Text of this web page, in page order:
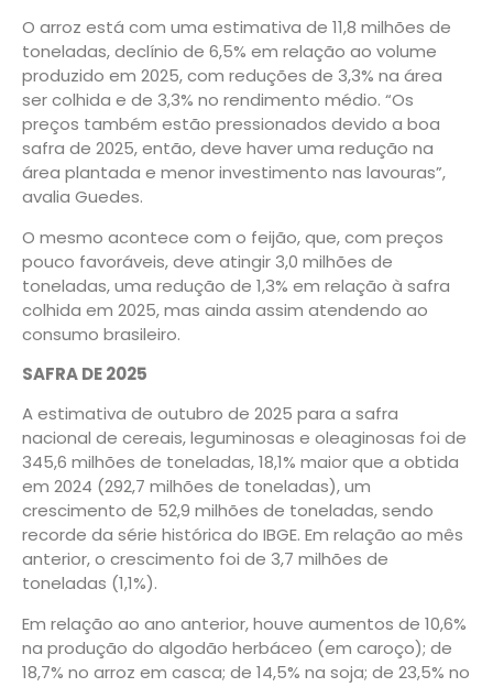
O arroz está com uma estimativa de 11,8 milhões de
toneladas, declínio de 6,5% em relação ao volume
produzido em 2025, com reduções de 3,3% na área
ser colhida e de 3,3% no rendimento médio. “Os
preços também estão pressionados devido a boa
safra de 2025, então, deve haver uma redução na
área plantada e menor investimento nas lavouras”,
avalia Guedes.
O mesmo acontece com o feijão, que, com preços
pouco favoráveis, deve atingir 3,0 milhões de
toneladas, uma redução de 1,3% em relação à safra
colhida em 2025, mas ainda assim atendendo ao
consumo brasileiro.
SAFRA DE 2025
A estimativa de outubro de 2025 para a safra
nacional de cereais, leguminosas e oleaginosas foi de
345,6 milhões de toneladas, 18,1% maior que a obtida
em 2024 (292,7 milhões de toneladas), um
crescimento de 52,9 milhões de toneladas, sendo
recorde da série histórica do IBGE. Em relação ao mês
anterior, o crescimento foi de 3,7 milhões de
toneladas (1,1%).
Em relação ao ano anterior, houve aumentos de 10,6%
na produção do algodão herbáceo (em caroço); de
18,7% no arroz em casca; de 14,5% na soja; de 23,5% no